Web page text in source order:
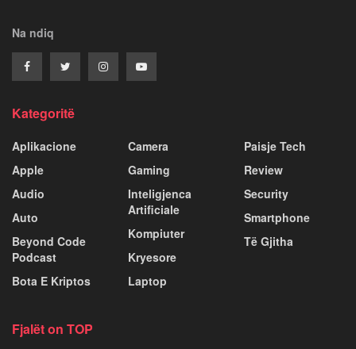
Na ndiq
Kategoritë
Aplikacione
Apple
Audio
Auto
Beyond Code
Podcast
Bota E Kriptos
Camera
Gaming
Inteligjenca
Artificiale
Kompiuter
Kryesore
Laptop
Paisje Tech
Review
Security
Smartphone
Të Gjitha
Fjalët on TOP